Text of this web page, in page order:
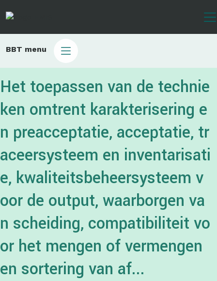
gaan
Main
BBT menu
Het toepassen van de technie
ken omtrent karakterisering e
n preacceptatie, acceptatie, tr
aceersysteem en inventarisati
e, kwaliteitsbeheersysteem v
oor de output, waarborgen va
n scheiding, compatibiliteit vo
or het mengen of vermengen
en sortering van af...